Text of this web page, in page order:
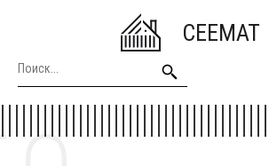
CEEMAT